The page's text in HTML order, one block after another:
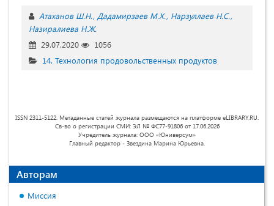
Атаханов Ш.Н. Дадамирзаев М.Х. Нарзуллаев Н.С.
Назиралиева Н.Ж.
29.07.2020
1056
14. Технология продовольственных продуктов
ISSN 2311-5122. Метаданные статей журнала размещаются на платформе eLIBRARY.RU.
Св-во о регистрации СМИ: ЭЛ № ФС77-91806 от 17.06.2026
Учредитель журнала: ООО «Юниверсум»
Главный редактор - Звездина Марина Юрьевна.
Авторам
Миссия